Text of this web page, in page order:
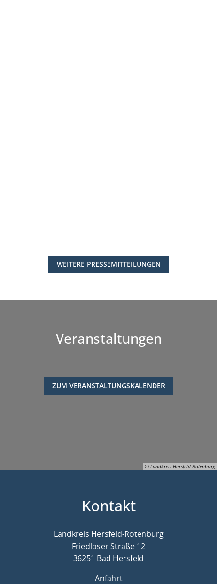
WEITERE PRESSEMITTEILUNGEN
© Landkreis Hersfeld-Rotenburg
Veranstaltungen
ZUM VERANSTALTUNGSKALENDER
Kontakt
Landkreis Hersfeld-Rotenburg
Friedloser Straße 12
36251 Bad Hersfeld
Anfahrt